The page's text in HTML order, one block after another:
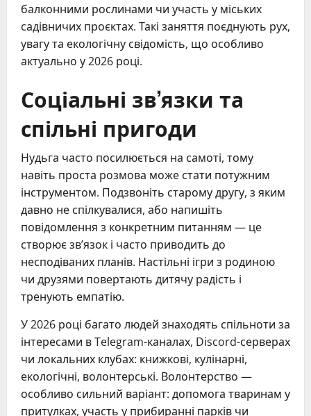
балконними рослинами чи участь у міських
садівничих проєктах. Такі заняття поєднують рух,
увагу та екологічну свідомість, що особливо
актуально у 2026 році.
Соціальні зв’язки та
спільні пригоди
Нудьга часто посилюється на самоті, тому
навіть проста розмова може стати потужним
інструментом. Подзвоніть старому другу, з яким
давно не спілкувалися, або напишіть
повідомлення з конкретним питанням — це
створює зв’язок і часто приводить до
несподіваних планів. Настільні ігри з родиною
чи друзями повертають дитячу радість і
тренують емпатію.
У 2026 році багато людей знаходять спільноти за
інтересами в Telegram-каналах, Discord-серверах
чи локальних клубах: книжкові, кулінарні,
екологічні, волонтерські. Волонтерство —
особливо сильний варіант: допомога тваринам у
притулках, участь у прибиранні парків чи